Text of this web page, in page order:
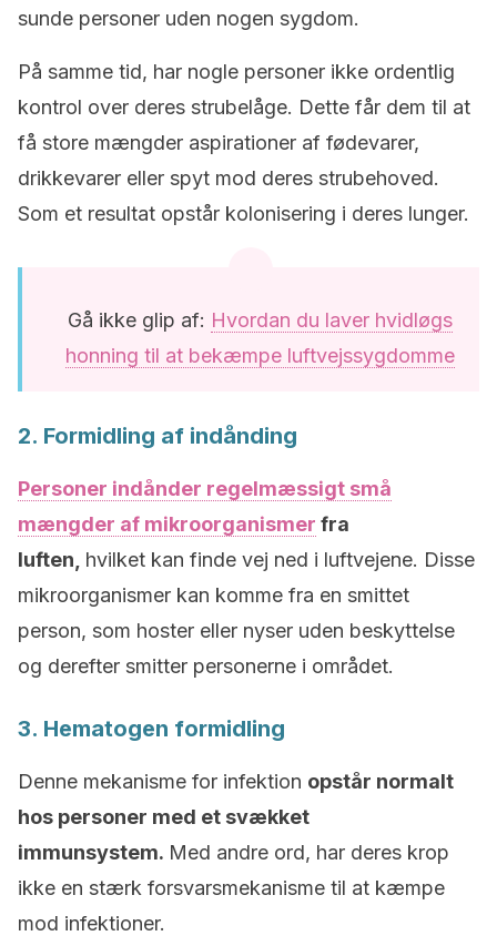
sunde personer uden nogen sygdom.
På samme tid, har nogle personer ikke ordentlig
kontrol over deres strubelåge. Dette får dem til at
få store mængder aspirationer af fødevarer,
drikkevarer eller spyt mod deres strubehoved.
Som et resultat opstår kolonisering i deres lunger.
Gå ikke glip af: Hvordan du laver hvidløgs
honning til at bekæmpe luftvejssygdomme
2. Formidling af indånding
Personer indånder regelmæssigt små
mængder af mikroorganismer fra
luften, hvilket kan finde vej ned i luftvejene. Disse
mikroorganismer kan komme fra en smittet
person, som hoster eller nyser uden beskyttelse
og derefter smitter personerne i området.
3. Hematogen formidling
Denne mekanisme for infektion opstår normalt
hos personer med et svækket
immunsystem. Med andre ord, har deres krop
ikke en stærk forsvarsmekanisme til at kæmpe
mod infektioner.